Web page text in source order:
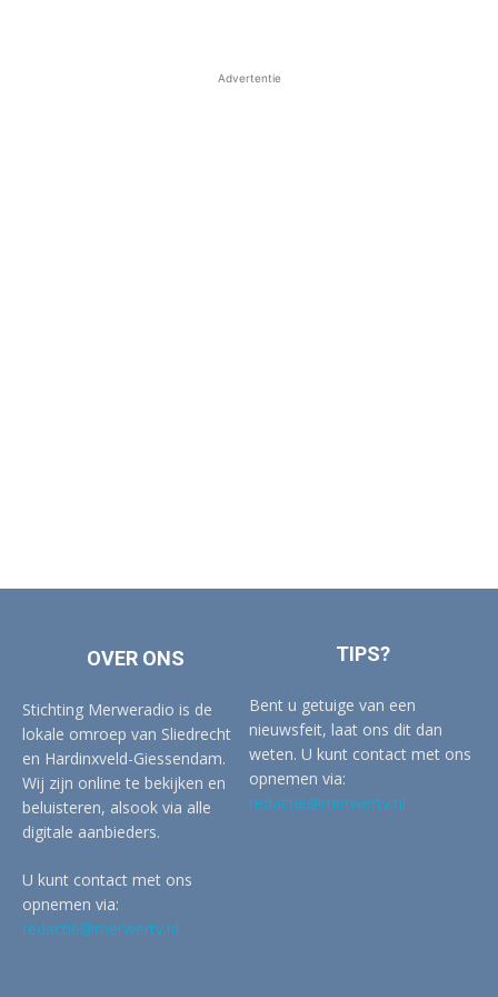
Advertentie
OVER ONS
Stichting Merweradio is de
lokale omroep van Sliedrecht
en Hardinxveld-Giessendam.
Wij zijn online te bekijken en
beluisteren, alsook via alle
digitale aanbieders.
U kunt contact met ons
opnemen via:
redactie@merwertv.nl
TIPS?
Bent u getuige van een
nieuwsfeit, laat ons dit dan
weten. U kunt contact met ons
opnemen via:
redactie@merwertv.nl